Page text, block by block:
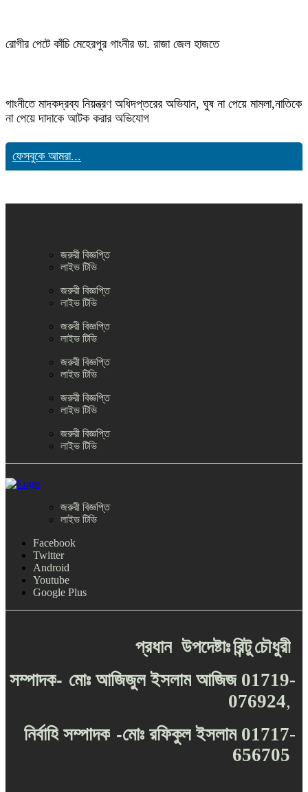
রোগীর পেটে কাঁচি মেহেরপুর গাংনীর ডা. রাজা জেল হাজতে
গাংনীতে মাদকদ্রব্য নিয়ন্ত্রণ অধিদপ্তরের অভিযান, ঘুষ না পেয়ে মামলা,নাতিকে
না পেয়ে দাদাকে আটক করার অভিযোগ
ফেসবুকে আমরা...
জরুরী বিজ্ঞপ্তি
লাইভ টিভি
জরুরী বিজ্ঞপ্তি
লাইভ টিভি
জরুরী বিজ্ঞপ্তি
লাইভ টিভি
জরুরী বিজ্ঞপ্তি
লাইভ টিভি
জরুরী বিজ্ঞপ্তি
লাইভ টিভি
জরুরী বিজ্ঞপ্তি
লাইভ টিভি
জরুরী বিজ্ঞপ্তি
লাইভ টিভি
Facebook
Twitter
Android
Youtube
Google Plus
প্রধান উপদেষ্টাঃরিন্টুচৌধুরী
সম্পাদক- মোঃ আজিজুল ইসলাম আজিজ 01719-
076924,
নির্বাহি সম্পাদক -মোঃ রফিকুল ইসলাম 01717-
656705